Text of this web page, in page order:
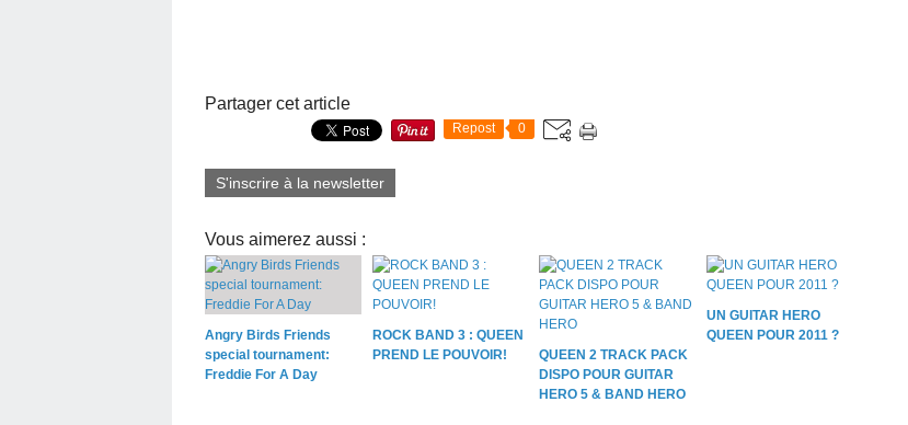
Partager cet article
Repost 0
S'inscrire à la newsletter
Vous aimerez aussi :
Angry Birds Friends
special tournament:
Freddie For A Day
ROCK BAND 3 : QUEEN
PREND LE POUVOIR!
QUEEN 2 TRACK PACK
DISPO POUR GUITAR
HERO 5 & BAND HERO
UN GUITAR HERO
QUEEN POUR 2011 ?